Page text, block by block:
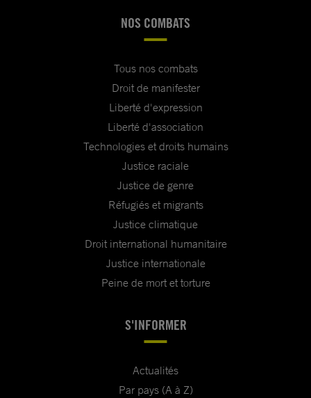
NOS COMBATS
Tous nos combats
Droit de manifester
Liberté d'expression
Liberté d'association
Technologies et droits humains
Justice raciale
Justice de genre
Réfugiés et migrants
Justice climatique
Droit international humanitaire
Justice internationale
Peine de mort et torture
S'INFORMER
Actualités
Par pays (A à Z)